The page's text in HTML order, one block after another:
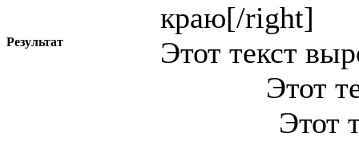
краю[/right]
Результат
Этот текст
Этот
Этот